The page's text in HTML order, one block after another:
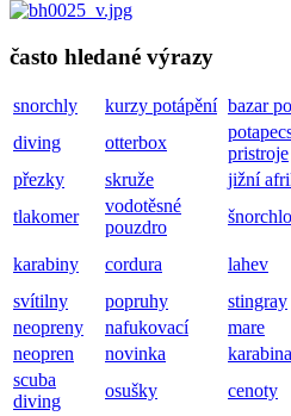
často hledané výrazy
snorchly kurzy potápění bazar
diving
otterbox
pristroje
přezky
skruže jižní
tlakomer
vodotěsné
pouzdro
karabiny cordura lahev
svítilny
popruhy stingray
neopreny
nafukovací mare
neopren
novinka karabina
scuba
diving
osušky cenoty